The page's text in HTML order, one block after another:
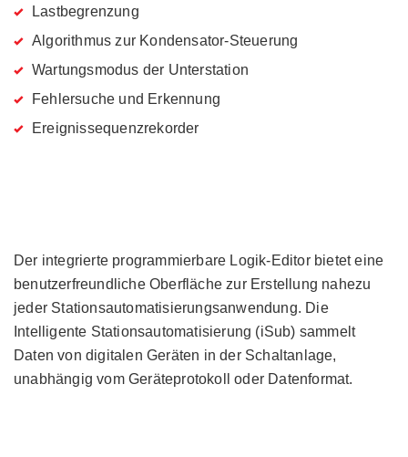
Lastbegrenzung
Algorithmus zur Kondensator-Steuerung
Wartungsmodus der Unterstation
Fehlersuche und Erkennung
Ereignissequenzrekorder
Der integrierte programmierbare Logik-Editor bietet eine
benutzerfreundliche Oberfläche zur Erstellung nahezu
jeder Stationsautomatisierungsanwendung. Die
Intelligente Stationsautomatisierung (iSub) sammelt
Daten von digitalen Geräten in der Schaltanlage,
unabhängig vom Geräteprotokoll oder Datenformat.